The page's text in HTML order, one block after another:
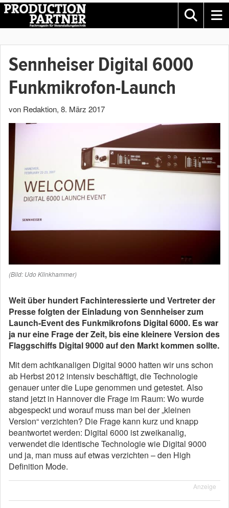
Sennheiser Digital 6000
Funkmikrofon-Launch
von Redaktion, 8. März 2017
(Bild: Udo Klinkhammer)
Weit über hundert Fachinteressierte und Vertreter der
Presse folgten der Einladung von Sennheiser zum
Launch-Event des Funkmikrofons Digital 6000. Es war
ja nur eine Frage der Zeit, bis eine kleinere Version des
Flaggschiffs Digital 9000 auf den Markt kommen sollte.
Mit dem achtkanaligen Digital 9000 hatten wir uns schon
ab Herbst 2012 intensiv beschäftigt, die Technologie
genauer unter die Lupe genommen und getestet. Also
stand jetzt in Hannover die Frage im Raum: Wo wurde
abgespeckt und worauf muss man bei der „kleinen
Version“ verzichten? Die Frage kann kurz und knapp
beantwortet werden: Digital 6000 ist zweikanalig,
verwendet die identische Technologie wie Digital 9000
und ja, man muss auf etwas verzichten – den High
Definition Mode.
Anzeige